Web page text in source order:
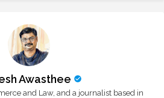
Awasthee
and Law, and a journalist based in